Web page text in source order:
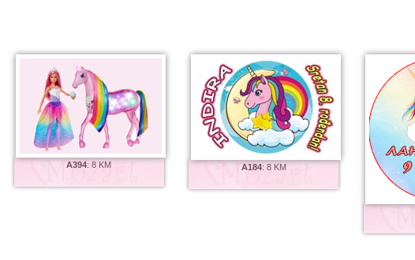
A394:8 KM A184: 8 KM